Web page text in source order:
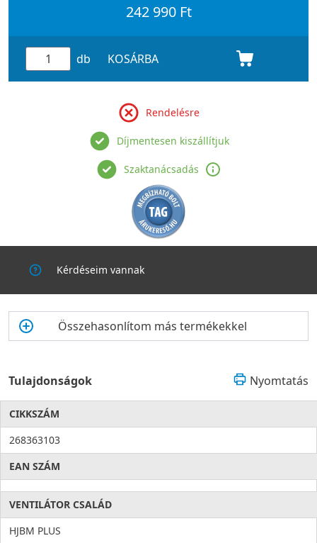
242 990 Ft
db KOSÁRBA
Rendelésre
Díjmentesen kiszállítjuk
Szaktanácsadás
Kérdéseim vannak
Összehasonlítom más termékekkel
Tulajdonságok Nyomtatás
CIKKSZÁM
268363103
EAN SZÁM
VENTILÁTOR CSALÁD
HJBM PLUS